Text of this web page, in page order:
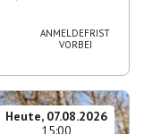
ANMELDEFRIST
VORBEI
Heute, 07.08.2026
15:00